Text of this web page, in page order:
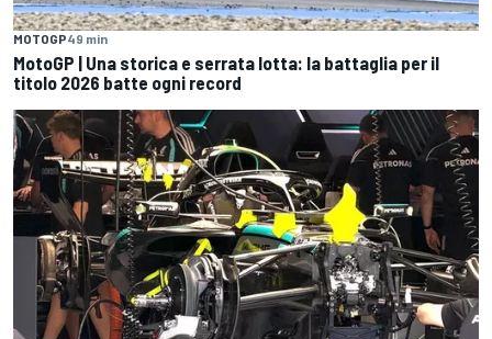
MOTOGP49 min
MotoGP | Una storica e serrata lotta: la battaglia per il
titolo 2026 batte ogni record